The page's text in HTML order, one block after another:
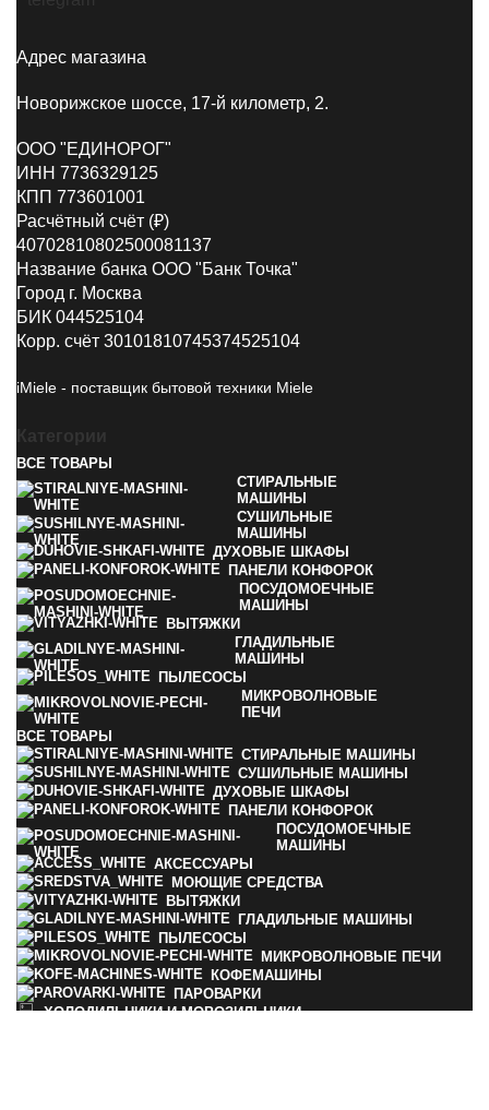
Адрес магазина
Новорижское шоссе, 17-й километр, 2.
ООО "ЕДИНОРОГ"
ИНН 7736329125
КПП 773601001
Расчётный счёт (₽)
40702810802500081137
Название банка ООО "Банк Точка"
Город г. Москва
БИК 044525104
Корр. счёт 30101810745374525104
iMiele - поставщик бытовой техники Miele
Категории
ВСЕ ТОВАРЫ
СТИРАЛЬНЫЕ
МАШИНЫ
СУШИЛЬНЫЕ
МАШИНЫ
ДУХОВЫЕ ШКАФЫ
ПАНЕЛИ КОНФОРОК
ПОСУДОМОЕЧНЫЕ
МАШИНЫ
ВЫТЯЖКИ
ГЛАДИЛЬНЫЕ
МАШИНЫ
ПЫЛЕСОСЫ
МИКРОВОЛНОВЫЕ
ПЕЧИ
ВСЕ ТОВАРЫ
СТИРАЛЬНЫЕ МАШИНЫ
СУШИЛЬНЫЕ МАШИНЫ
ДУХОВЫЕ ШКАФЫ
ПАНЕЛИ КОНФОРОК
ПОСУДОМОЕЧНЫЕ
МАШИНЫ
АКСЕССУАРЫ
МОЮЩИЕ СРЕДСТВА
ВЫТЯЖКИ
ГЛАДИЛЬНЫЕ МАШИНЫ
ПЫЛЕСОСЫ
МИКРОВОЛНОВЫЕ ПЕЧИ
КОФЕМАШИНЫ
ПАРОВАРКИ
ХОЛОДИЛЬНИКИ И МОРОЗИЛЬНИКИ